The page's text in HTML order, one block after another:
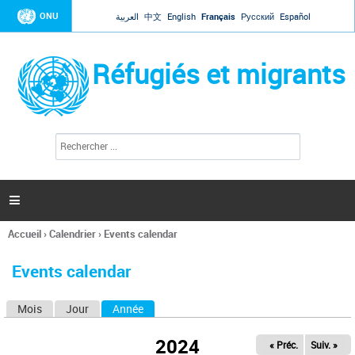
Jump to navigation
ONU العربية 中文 English Français Русский Español
Réfugiés et migrants
l
c
h
e

Vous
ici
Accueil›Calendrier› Events calendar
Events calendar
Mois Jour Année
2024 « Préc. Suiv. »